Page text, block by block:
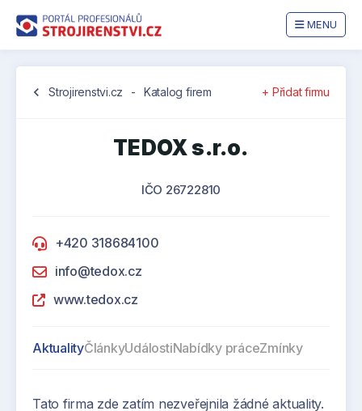
MENU
chevron_left Strojirenstvi.cz - Katalog firem + Přidat firmu
TEDOX s.r.o.
IČO 26722810
+420 318684100
info@tedox.cz
www.tedox.cz
AktualityČlánkyUdálostiNabídky práceZmínky
Tato firma zde zatím nezveřejnila žádné aktuality.